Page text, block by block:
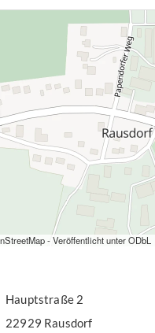
- Veröffentlicht unterODbL
Hauptstraße 2
22929 Rausdorf